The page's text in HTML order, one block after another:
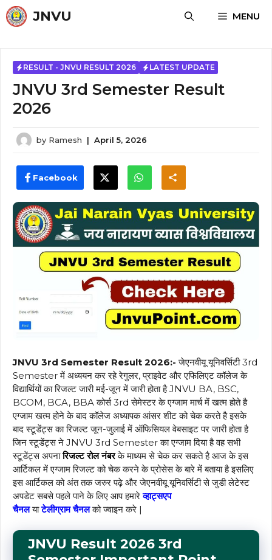
Skip
to
JNVU MENU
RESULT - JNVU RESULT 2026 LATEST UPDATE
JNVU 3rd Semester Result
2026
by Ramesh | April 5, 2026
Facebook
JNVU 3rd Semester Result 2026:- जेएनवीयू यूनिवर्सिटी 3rd
Semester में अध्ययन कर रहे रेगुलर, प्राइवेट और एफिलिएट कॉलेज के
विद्यार्थियों का रिजल्ट जारी मई-जून में जारी होता है JNVU BA, BSC,
BCOM, BCA, BBA कोर्स 3rd सेमेस्टर के एग्जाम मार्च में खत्म होते है
एग्जाम खत्म होने के बाद कॉलेज अध्यापक आंसर शीट को चेक करते है इसके
बाद स्टूडेंट्स का रिजल्ट जून-जुलाई में ऑफिसियल वेबसाइट पर जारी होता है
जिन स्टूडेंट्स ने JNVU 3rd Semester का एग्जाम दिया है वह सभी
स्टूडेंट्स अपना रिजल्ट रोल नंबरके माध्यम से चेक कर सकते है आज के इस
आर्टिकल में एग्जाम रिजल्ट को चेक करने के प्रोसेस के बारे में बताया है इसलिए
इस आर्टिकल को अंत तक जरुर पढ़े और जेएनवीयू यूनिवर्सिटी से जुडी लेटेस्ट
अपडेट सबसे पहले पाने के लिए आप हमारेव्हाट्सएप
चैनलयाटेलीग्राम चैनलको ज्वाइन करे |
JNVU Result 2026 3rd